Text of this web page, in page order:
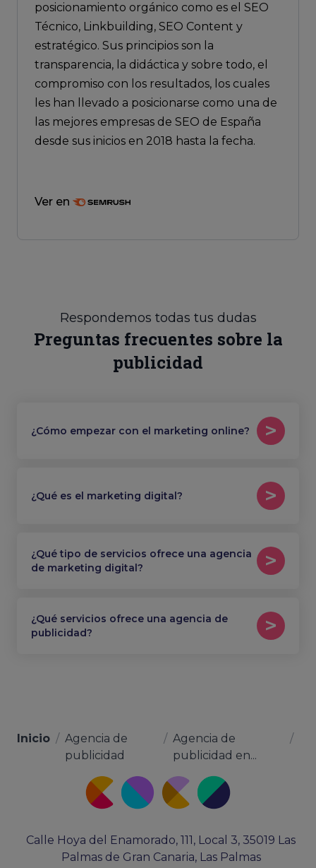
posicionamiento orgánico como es el SEO
Técnico, Linkbuilding, SEO Content y
estratégico. Sus principios son la
transparencia, la didáctica y sobre todo, el
compromiso con los resultados, los cuales
les han llevado a posicionarse como una de
las mejores empresas de SEO de España
desde sus inicios en 2018 hasta la fecha.
Ver en
Respondemos todas tus dudas
Preguntas frecuentes sobre la
publicidad
¿Cómo empezar con el marketing online?
¿Qué es el marketing digital?
¿Qué tipo de servicios ofrece una agencia
de marketing digital?
¿Qué servicios ofrece una agencia de
publicidad?
Inicio / Agencia de
publicidad
/ Agencia de
publicidad en...
/
Calle Hoya del Enamorado, 111, Local 3, 35019 Las
Palmas de Gran Canaria, Las Palmas